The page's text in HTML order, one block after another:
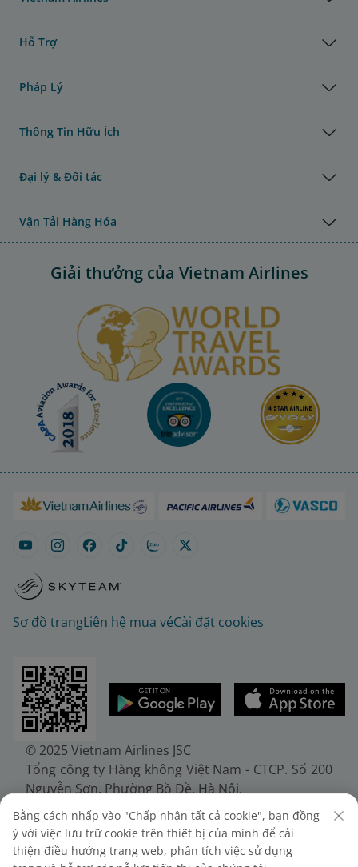
Hỗ Trợ
Pháp Lý
Thông Tin Hữu Ích
Đại lý & Đối tác
Vận Tải Hàng Hóa
Giải thưởng của Vietnam Airlines
Sơ đồ trangLiên hệ mua véCài đặt cookies
© 2025 Vietnam Airlines JSC
Tổng công ty Hàng không Việt Nam - CTCP. Số 200
Nguyễn Sơn, Phường Bồ Đề, Hà Nội.
Điện thoại: (+84-24) 38272289. Fax: (+84-24)
38722375
Giấy chứng nhận đăng ký doanh nghiệp, mã số
Bằng cách nhấp vào "Chấp nhận tất cả cookie", bạn đồng
ý với việc lưu trữ cookie trên thiết bị của mình để cải
thiện điều hướng trang web, phân tích việc sử dụng